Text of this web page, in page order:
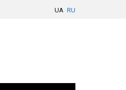
UA RU